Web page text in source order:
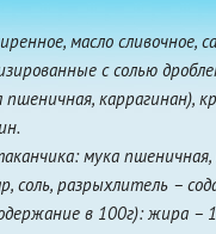
масло
с солью
каррагинан),
мука
соль, разрыхлитель –
в 100г): жира –